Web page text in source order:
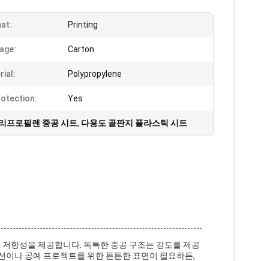
Printing
Carton
Polypropylene
Yes
프로필렌 중공 시트, 다용도 골판지 플라스틱 시트
항성을 제공합니다. 독특한 중공 구조는 강도를 제공
나 공예 프로젝트를 위한 튼튼한 표면이 필요하든,